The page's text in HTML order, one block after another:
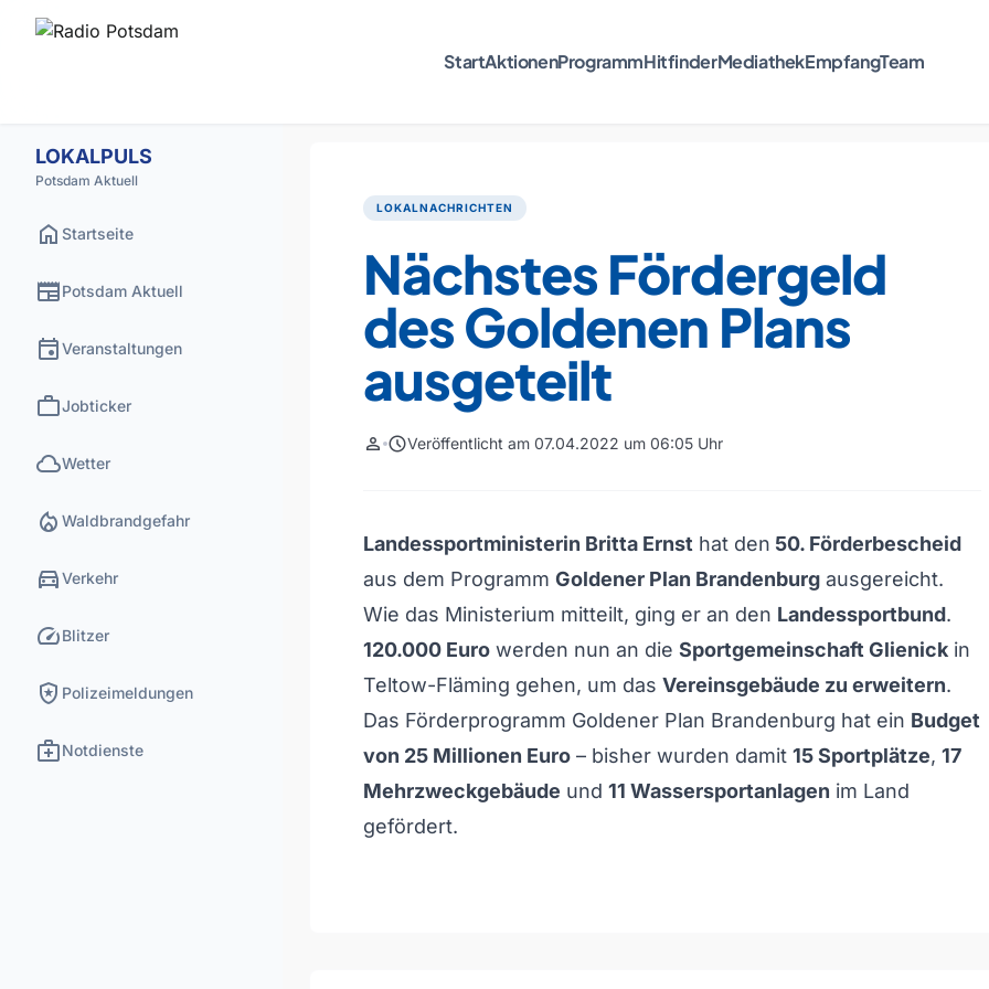
StartAktionenProgrammHitfinderMediathekEmpfangTeam
LOKALPULS
Potsdam Aktuell
home Startseite
newspaperPotsdam Aktuell
eventVeranstaltungen
workJobticker
cloudWetter
local_fire_department Waldbrandgefahr
directions_carVerkehr
speedBlitzer
local_police Polizeimeldungen
medical_servicesNotdienste
LOKALNACHRICHTEN
Nächstes Fördergeld
des Goldenen Plans
ausgeteilt
person scheduleVeröffentlicht am 07.04.2022 um 06:05 Uhr
Landessportministerin Britta Ernst hat den 50. Förderbescheid
aus dem Programm Goldener Plan Brandenburg ausgereicht.
Wie das Ministerium mitteilt, ging er an den Landessportbund.
120.000 Euro werden nun an die Sportgemeinschaft Glienick in
Teltow-Fläming gehen, um das Vereinsgebäude zu erweitern.
Das Förderprogramm Goldener Plan Brandenburg hat ein Budget
von 25 Millionen Euro – bisher wurden damit 15 Sportplätze, 17
Mehrzweckgebäude und 11 Wassersportanlagen im Land
gefördert.